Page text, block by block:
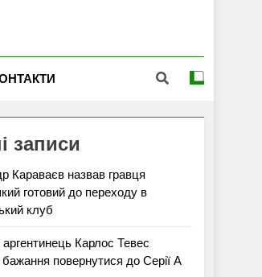
записи
Караваєв назвав гравця
готовий до переходу в
клуб
Карлос Тевес
повернутися до Серії А